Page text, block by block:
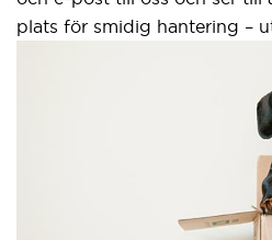
plats för smidig hantering –